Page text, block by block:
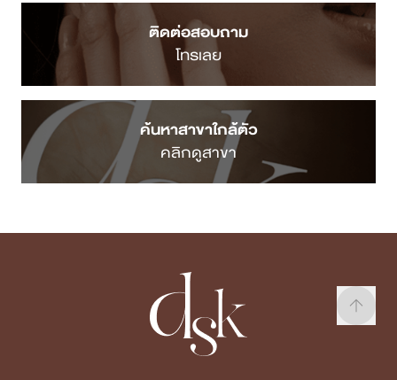
ติดต่อสอบถาม
โทรเลย
ค้นหาสาขาใกล้ตัว
คลิกดูสาขา